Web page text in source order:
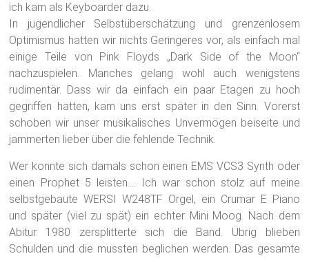
ich kam als Keyboarder dazu.
In jugendlicher Selbstüberschätzung und grenzenlosem
Optimismus hatten wir nichts Geringeres vor, als einfach mal
einige Teile von Pink Floyds „Dark Side of the Moon“
nachzuspielen. Manches gelang wohl auch wenigstens
rudimentär. Dass wir da einfach ein paar Etagen zu hoch
gegriffen hatten, kam uns erst später in den Sinn. Vorerst
schoben wir unser musikalisches Unvermögen beiseite und
jammerten lieber über die fehlende Technik.
Wer konnte sich damals schon einen EMS VCS3 Synth oder
einen Prophet 5 leisten…. Ich war schon stolz auf meine
selbstgebaute WERSI W248TF Orgel, ein Crumar E Piano
und später (viel zu spät) ein echter Mini Moog. Nach dem
Abitur 1980 zersplitterte sich die Band. Übrig blieben
Schulden und die mussten beglichen werden. Das gesamte